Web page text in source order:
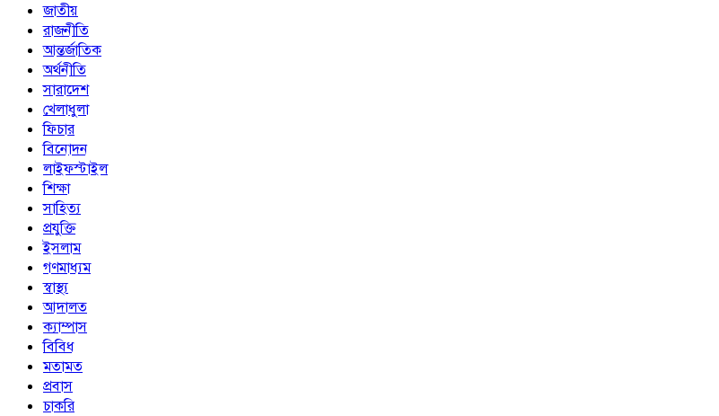
জাতীয়
রাজনীতি
আন্তর্জাতিক
অর্থনীতি
সারাদেশ
খেলাধুলা
ফিচার
বিনোদন
লাইফস্টাইল
শিক্ষা
সাহিত্য
প্রযুক্তি
ইসলাম
গণমাধ্যম
স্বাস্থ্য
আদালত
ক্যাম্পাস
বিবিধ
মতামত
প্রবাস
চাকরি